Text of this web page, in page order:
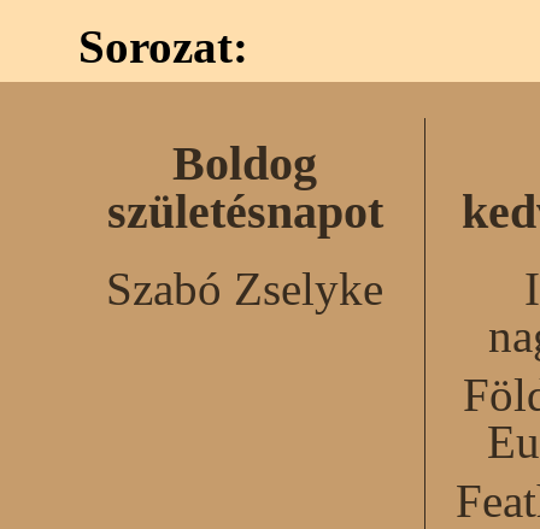
Sorozat:
Boldog
születésnapot
Szabó Zselyke